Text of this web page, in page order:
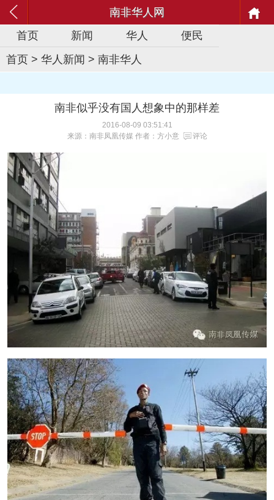
南非华人网
首页
新闻 华人
便民
首页 > 华人新闻 > 南非华人
南非似乎没有国人想象中的那样差
2016-08-09 03:51:41
来源：南非凤凰传媒 作者：方小意
评论